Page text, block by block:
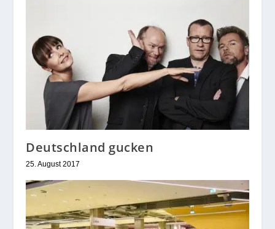
Deutschland gucken
25. August 2017